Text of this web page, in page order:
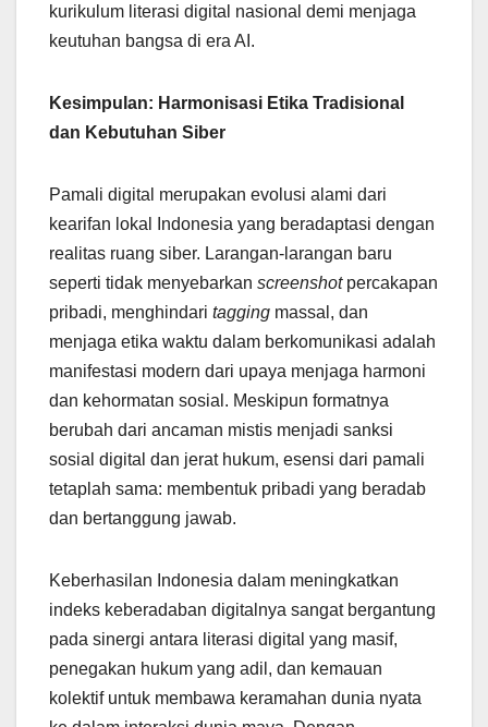
kurikulum literasi digital nasional demi menjaga
keutuhan bangsa di era AI.
Kesimpulan: Harmonisasi Etika Tradisional
dan Kebutuhan Siber
Pamali digital merupakan evolusi alami dari
kearifan lokal Indonesia yang beradaptasi dengan
realitas ruang siber. Larangan-larangan baru
seperti tidak menyebarkan screenshotpercakapan
pribadi, menghindari tagging massal, dan
menjaga etika waktu dalam berkomunikasi adalah
manifestasi modern dari upaya menjaga harmoni
dan kehormatan sosial. Meskipun formatnya
berubah dari ancaman mistis menjadi sanksi
sosial digital dan jerat hukum, esensi dari pamali
tetaplah sama: membentuk pribadi yang beradab
dan bertanggung jawab.
Keberhasilan Indonesia dalam meningkatkan
indeks keberadaban digitalnya sangat bergantung
pada sinergi antara literasi digital yang masif,
penegakan hukum yang adil, dan kemauan
kolektif untuk membawa keramahan dunia nyata